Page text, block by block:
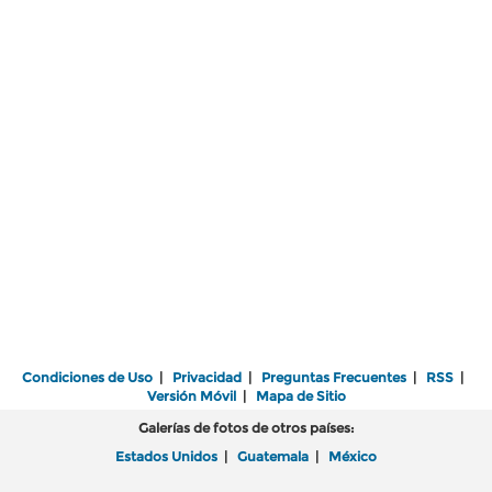
Condiciones de Uso | Privacidad | Preguntas Frecuentes | RSS |
Versión Móvil| Mapa de Sitio
Galerías de fotos de otros países:
Estados Unidos | Guatemala | México